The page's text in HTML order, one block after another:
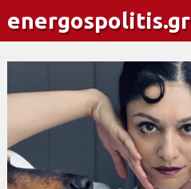
energospolitis.gr